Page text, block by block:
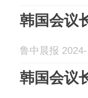
韩国会议
鲁中晨报
韩国会议